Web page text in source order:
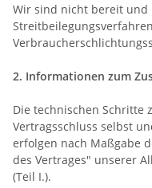
Wir sind nicht bereit und
2. Informationen zum
Die technischen Schritte
Vertragsschluss selbst
erfolgen nach Maßgabe
des Vertrages" unserer
(Teil I.).